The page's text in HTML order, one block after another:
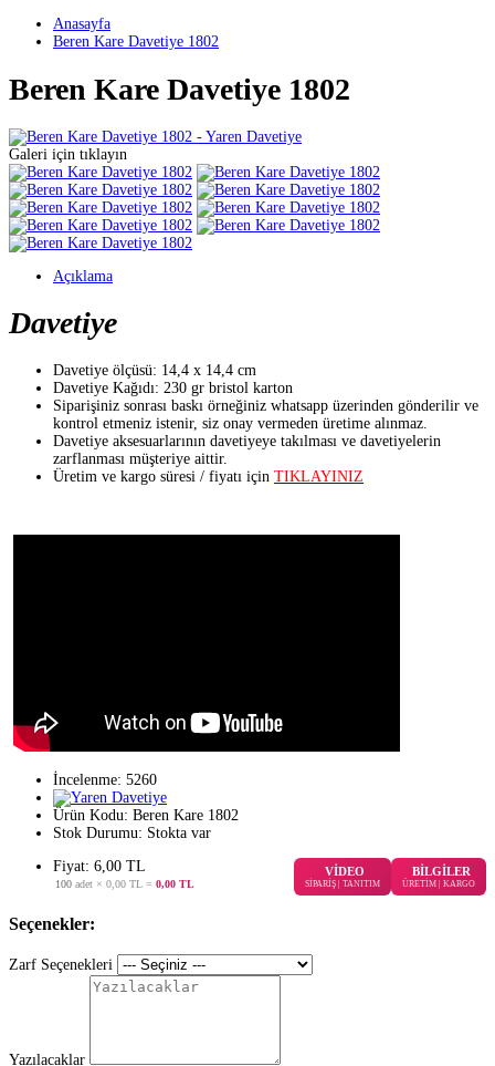
Anasayfa
Beren Kare Davetiye 1802
Beren Kare Davetiye 1802
Galeri için tıklayın
Açıklama
Davetiye
Davetiye ölçüsü: 14,4 x 14,4 cm
Davetiye Kağıdı: 230 gr bristol karton
Siparişiniz sonrası baskı örneğiniz whatsapp üzerinden gönderilir ve
kontrol etmeniz istenir, siz onay vermeden üretime alınmaz.
Davetiye aksesuarlarının davetiyeye takılması ve davetiyelerin
zarflanması müşteriye aittir.
Üretim ve kargo süresi / fiyatı için TIKLAYINIZ
İncelenme: 5260
Ürün Kodu: Beren Kare 1802
Stok Durumu: Stokta var
Fiyat: 6,00 TL
100 adet × 0,00 TL = 0,00 TL
VİDEO
SİPARİŞ | TANITIM
BİLGİLER
ÜRETİM | KARGO
Seçenekler:
Zarf Seçenekleri
Yazılacaklar